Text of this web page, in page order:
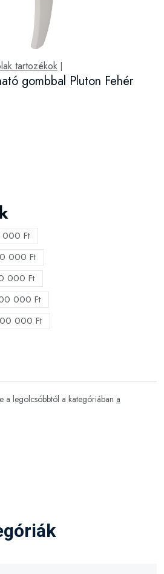
tartozékok
gombbal Pluton Fehér
000 Ft
000 Ft
000 Ft
000 Ft
000 Ft
a legolcsóbbtól a kategóriában a